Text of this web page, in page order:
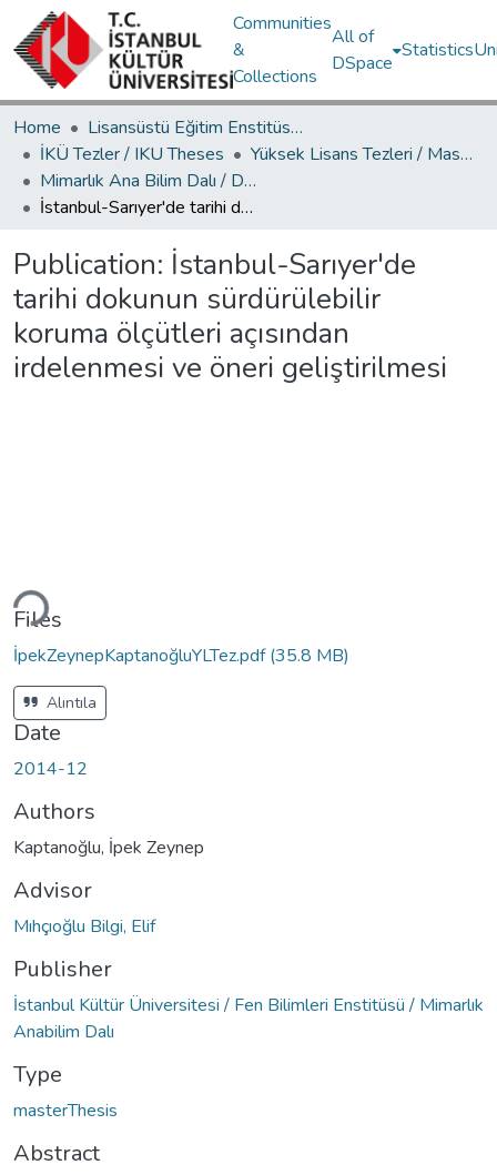
Communities
&
Collections
All of
DSpace
Statistics
Home
Lisansüstü Eğitim Enstitüsü / Postgraduate Education Institute
İKÜ Tezler / IKU Theses
Yüksek Lisans Tezleri / Master's Theses
Mimarlık Ana Bilim Dalı / Department of Architecture
İstanbul-Sarıyer'de tarihi dokunun sürdürülebilir koruma ölçütleri açısından irdelenmesi ve öneri geliştirilmesi
Publication: İstanbul-Sarıyer'de
tarihi dokunun sürdürülebilir
koruma ölçütleri açısından
irdelenmesi ve öneri geliştirilmesi
Loading...
Files
İpekZeynepKaptanoğluYLTez.pdf(35.8 MB)
Alıntıla
Date
2014-12
Authors
Kaptanoğlu, İpek Zeynep
Advisor
Mıhçıoğlu Bilgi, Elif
Publisher
İstanbul Kültür Üniversitesi / Fen Bilimleri Enstitüsü / Mimarlık
Anabilim Dalı
Type
masterThesis
Abstract